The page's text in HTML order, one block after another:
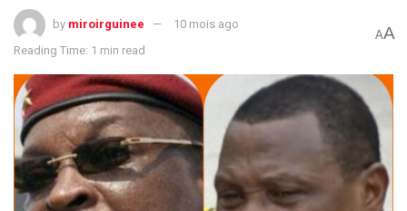
by miroirguinee
10 mois ago
Reading Time: 1 min read
AA